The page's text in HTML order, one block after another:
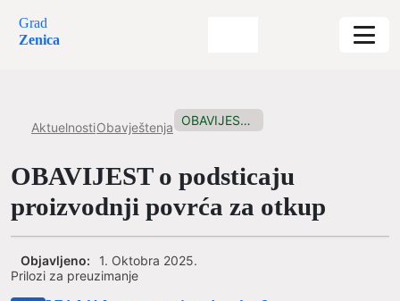
Grad
Zenica
AktuelnostiObavještenja OBAVIJEST o podsticaju proizvodnji povrća...
OBAVIJEST o podsticaju
proizvodnji povrća za otkup
Prilozi za preuzimanje
Objavljeno: 1. Oktobra 2025.